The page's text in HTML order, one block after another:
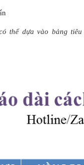
thể dựa vào bảng tiêu